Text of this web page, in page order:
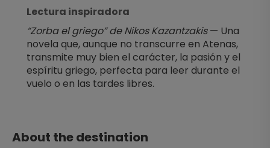
Lectura inspiradora
“Zorba el griego” de Nikos Kazantzakis — Una
novela que, aunque no transcurre en Atenas,
transmite muy bien el carácter, la pasión y el
espíritu griego, perfecta para leer durante el
vuelo o en las tardes libres.
About the destination